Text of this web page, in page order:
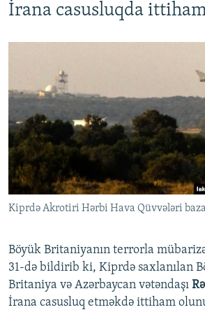
İrana casusluqda
Kiprdə Akrotiri Hərbi Hava Qüvvələri
Böyük Britaniyanın terrorla
31-də bildirib ki, Kiprdə saxlanılan
Britaniya və Azərbaycan vətəndaşı
İrana casusluq etməkdə ittiham